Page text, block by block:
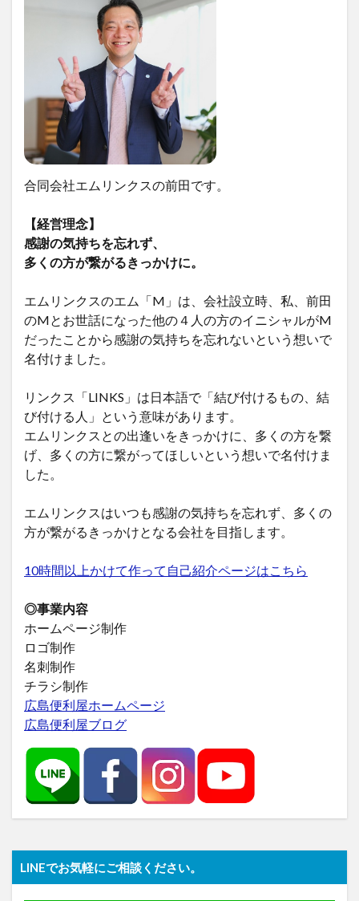
合同会社エムリンクスの前田です。
【経営理念】
感謝の気持ちを忘れず、
多くの方が繋がるきっかけに。
エムリンクスのエム「M」は、会社設立時、私、前田
のMとお世話になった他の４人の方のイニシャルがM
だったことから感謝の気持ちを忘れないという想いで
名付けました。
リンクス「LINKS」は日本語で「結び付けるもの、結
び付ける人」という意味があります。
エムリンクスとの出逢いをきっかけに、多くの方を繋
げ、多くの方に繋がってほしいという想いで名付けま
した。
エムリンクスはいつも感謝の気持ちを忘れず、多くの
方が繋がるきっかけとなる会社を目指します。
10時間以上かけて作って自己紹介ページはこちら
◎事業内容
ホームページ制作
ロゴ制作
名刺制作
チラシ制作
広島便利屋ホームページ
広島便利屋ブログ
LINEでお気軽にご相談ください。